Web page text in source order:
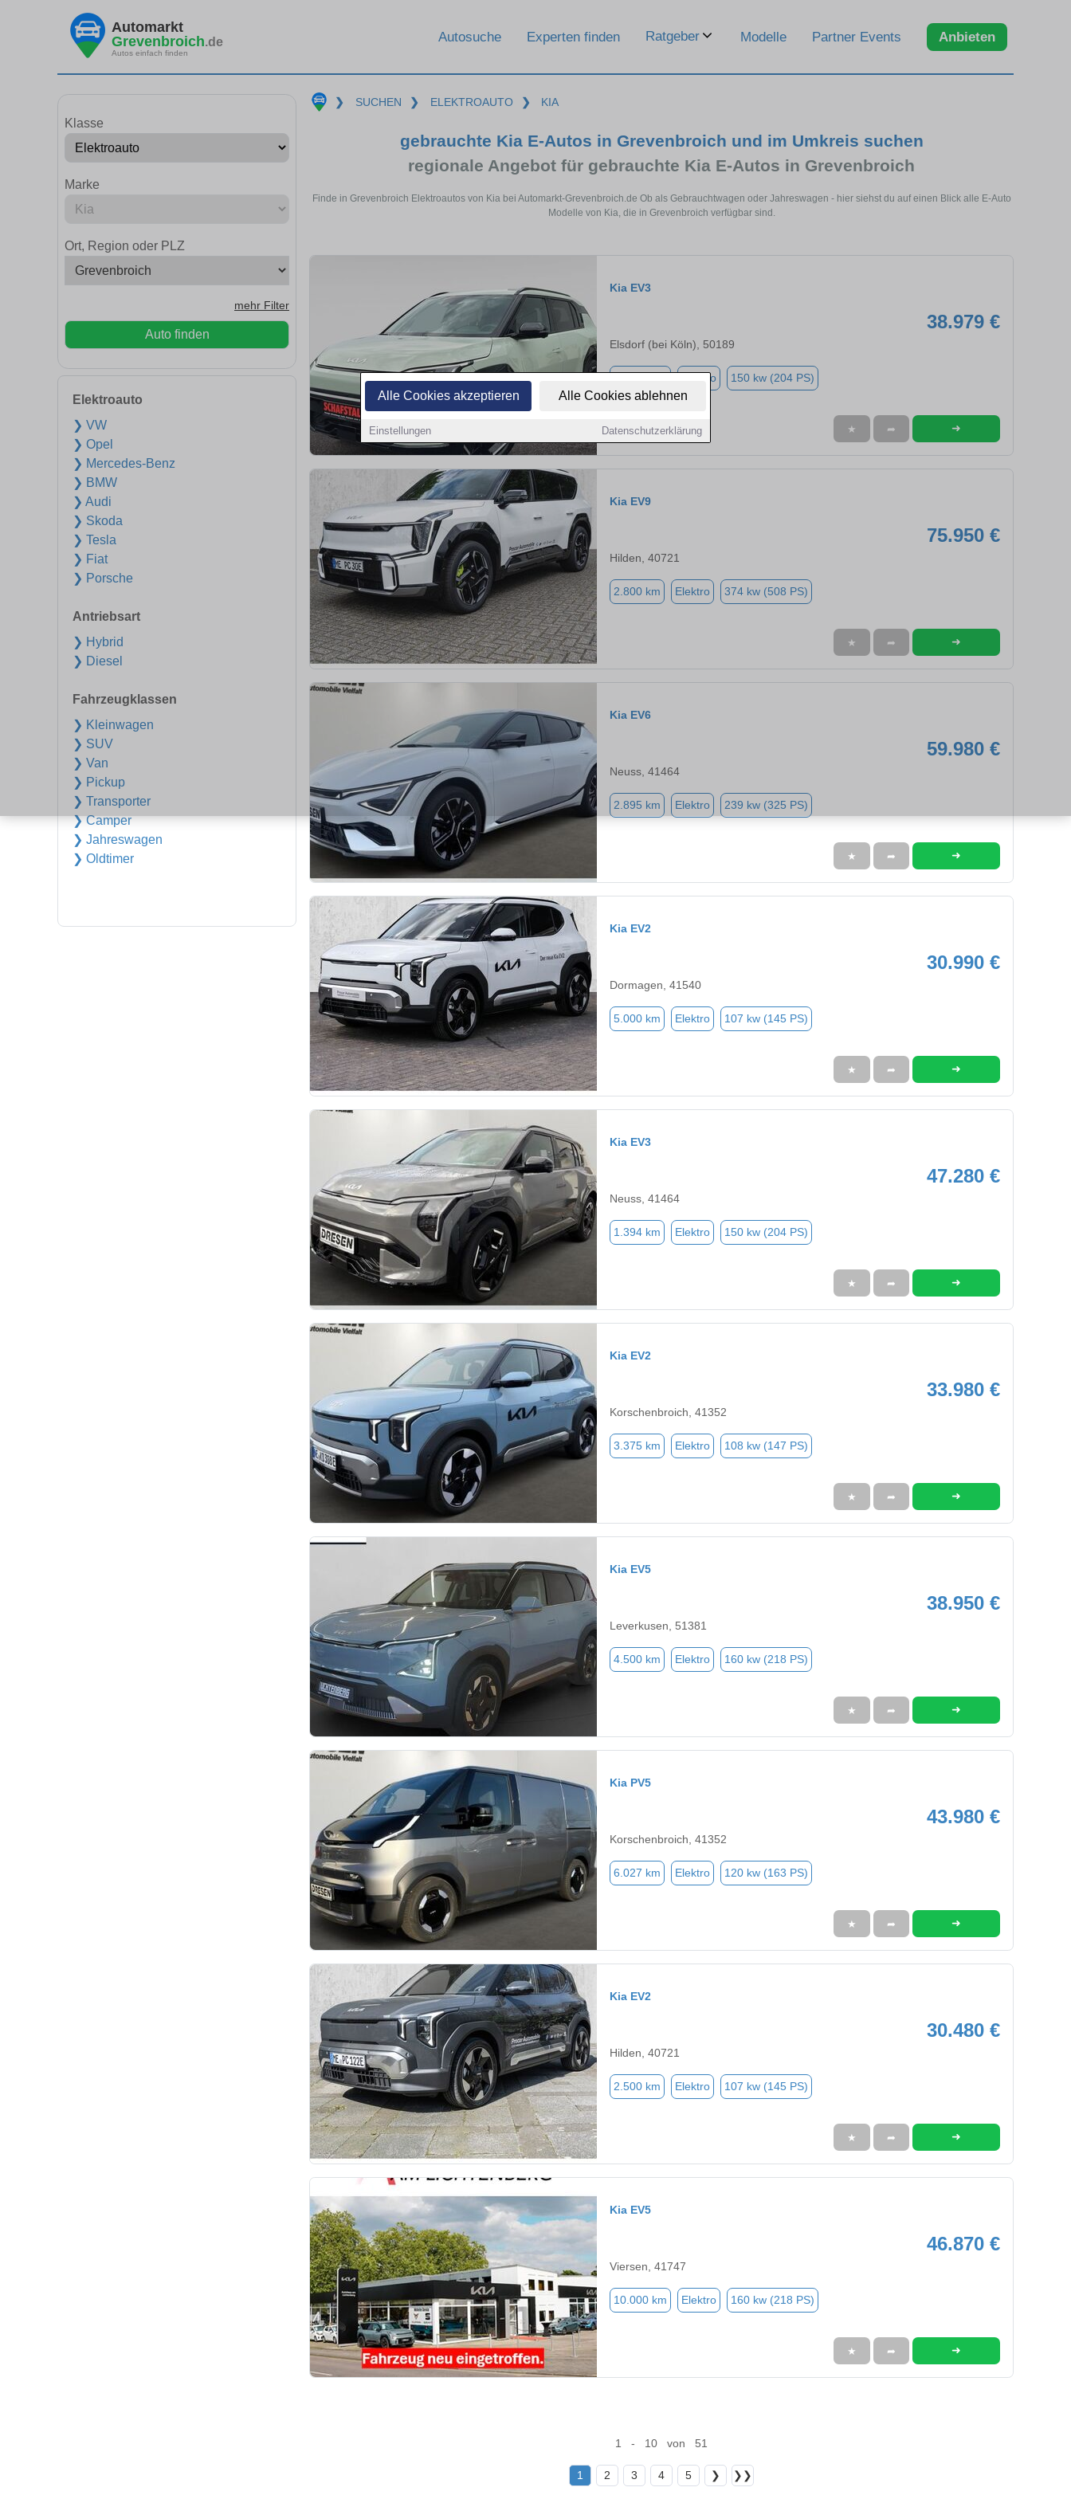
Alle Cookies akzeptieren Alle Cookies ablehnen
Einstellungen Datenschutzerklärung
Automarkt
Grevenbroich.de
Autos einfach finden
Autosuche Experten finden Ratgeber Modelle Partner Events Anbieten
Klasse
Marke
Ort, Region oder PLZ
mehr Filter
Auto finden
Elektroauto
❯ VW
❯ Opel
❯ Mercedes-Benz
❯ BMW
❯ Audi
❯ Skoda
❯ Tesla
❯ Fiat
❯ Porsche
Antriebsart
❯ Hybrid
❯ Diesel
Fahrzeugklassen
❯ Kleinwagen
❯ SUV
❯ Van
❯ Pickup
❯ Transporter
❯ Camper
❯ Jahreswagen
❯ Oldtimer
❯ SUCHEN ❯ ELEKTROAUTO ❯ KIA
gebrauchte Kia E-Autos in Grevenbroich und im Umkreis suchen
regionale Angebot für gebrauchte Kia E-Autos in Grevenbroich
Finde in Grevenbroich Elektroautos von Kia bei Automarkt-Grevenbroich.de Ob als Gebrauchtwagen oder Jahreswagen - hier siehst du auf einen Blick alle E-Auto
Modelle von Kia, die in Grevenbroich verfügbar sind.
Kia EV3
38.979 €
Elsdorf (bei Köln), 50189
Elektro 150 kw (204 PS)
★ ➦ ➜
Kia EV9
75.950 €
Hilden, 40721
2.800 km Elektro 374 kw (508 PS)
★ ➦ ➜
Kia EV6
59.980 €
Neuss, 41464
2.895 km Elektro 239 kw (325 PS)
★ ➦ ➜
Kia EV2
30.990 €
Dormagen, 41540
5.000 km Elektro 107 kw (145 PS)
★ ➦ ➜
Kia EV3
47.280 €
Neuss, 41464
1.394 km Elektro 150 kw (204 PS)
★ ➦ ➜
Kia EV2
33.980 €
Korschenbroich, 41352
3.375 km Elektro 108 kw (147 PS)
★ ➦ ➜
Kia EV5
38.950 €
Leverkusen, 51381
4.500 km Elektro 160 kw (218 PS)
★ ➦ ➜
Kia PV5
43.980 €
Korschenbroich, 41352
6.027 km Elektro 120 kw (163 PS)
★ ➦ ➜
Kia EV2
30.480 €
Hilden, 40721
2.500 km Elektro 107 kw (145 PS)
★ ➦ ➜
Kia EV5
46.870 €
Viersen, 41747
10.000 km Elektro 160 kw (218 PS)
★ ➦ ➜
1 - 10 von 51
1 2 3 4 5 ❯ ❯❯